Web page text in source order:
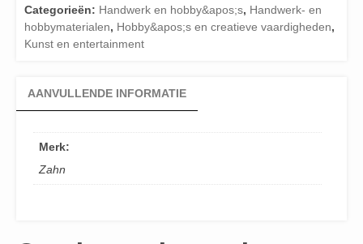
Categorieën: Handwerk en hobby&apos;s, Handwerk- en
hobbymaterialen, Hobby&apos;s en creatieve vaardigheden,
Kunst en entertainment
AANVULLENDE INFORMATIE
Merk:
Zahn